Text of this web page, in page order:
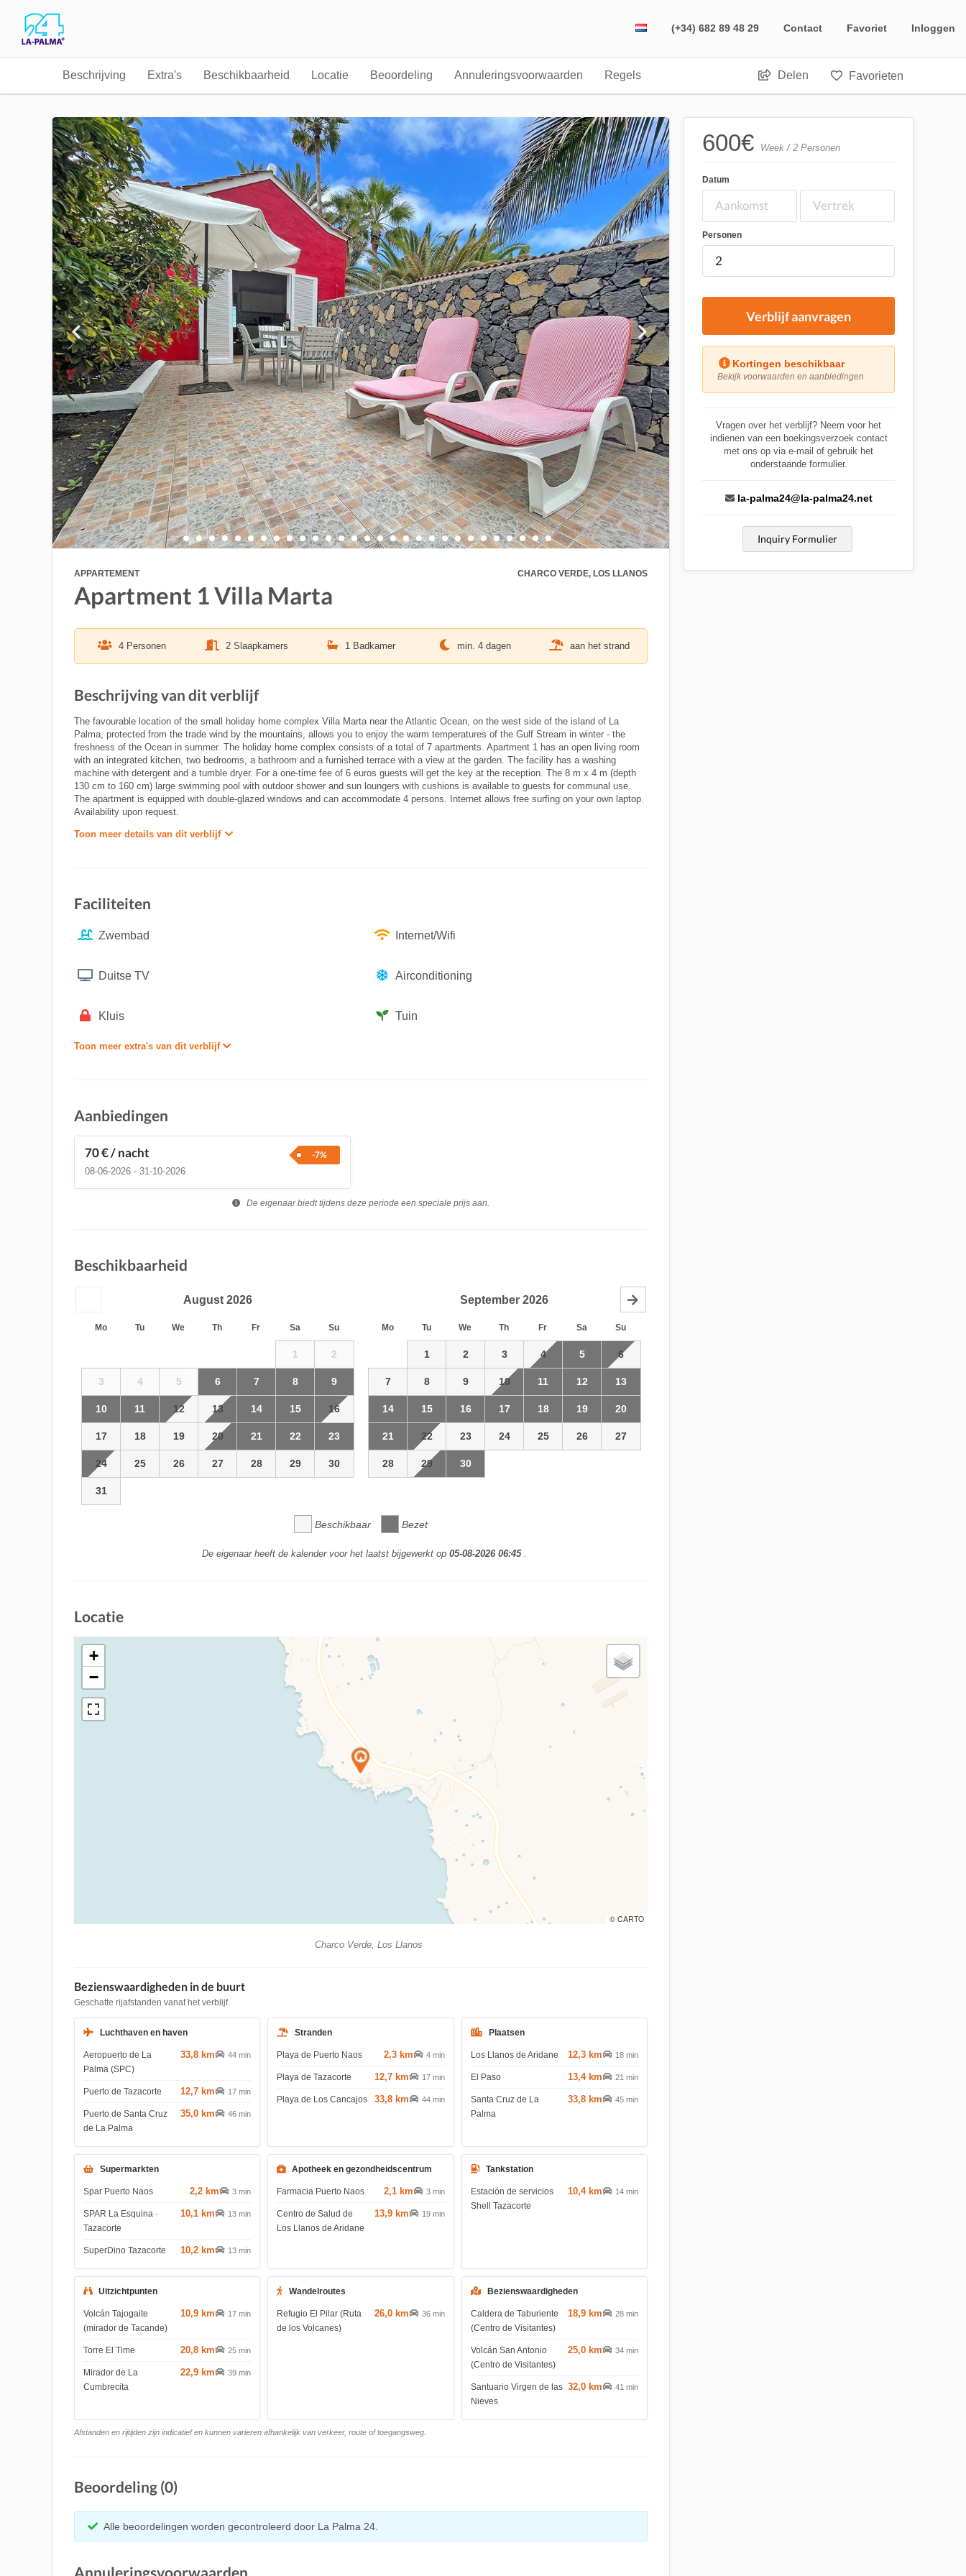
(+34) 682 89 48 29 Contact Favoriet Inloggen
Beschrijving Extra's Beschikbaarheid Locatie Beoordeling Annuleringsvoorwaarden Regels Delen Favorieten
APPARTEMENT CHARCO VERDE, LOS LLANOS
Apartment 1 Villa Marta
4 Personen 2 Slaapkamers 1 Badkamer min. 4 dagen aan het strand
Beschrijving van dit verblijf
The favourable location of the small holiday home complex Villa Marta near the Atlantic Ocean, on the west side of the island of La
Palma, protected from the trade wind by the mountains, allows you to enjoy the warm temperatures of the Gulf Stream in winter - the
freshness of the Ocean in summer. The holiday home complex consists of a total of 7 apartments. Apartment 1 has an open living room
with an integrated kitchen, two bedrooms, a bathroom and a furnished terrace with a view at the garden. The facility has a washing
machine with detergent and a tumble dryer. For a one-time fee of 6 euros guests will get the key at the reception. The 8 m x 4 m (depth
130 cm to 160 cm) large swimming pool with outdoor shower and sun loungers with cushions is available to guests for communal use.
The apartment is equipped with double-glazed windows and can accommodate 4 persons. Internet allows free surfing on your own laptop.
Availability upon request.
Toon meer details van dit verblijf
Faciliteiten
Zwembad Internet/Wifi
Duitse TV Airconditioning
Kluis Tuin
Toon meer extra's van dit verblijf
Aanbiedingen
70 €/ nacht
-7%
08-06-2026 - 31-10-2026
De eigenaar biedt tijdens deze periode een speciale prijs aan.
Beschikbaarheid
August 2026
Mo Tu We Th Fr Sa Su
1 2
3 4 5 6 7 8 9
10 11 12 13 14 15 16
17 18 19 20 21 22 23
24 25 26 27 28 29 30
31
September 2026
Mo Tu We Th Fr Sa Su
1 2 3 4 5 6
7 8 9 10 11 12 13
14 15 16 17 18 19 20
21 22 23 24 25 26 27
28 29 30
Beschikbaar Bezet
De eigenaar heeft de kalender voor het laatst bijgewerkt op 05-08-2026 06:45 .
Locatie
+
−
© CARTO
Charco Verde, Los Llanos
Bezienswaardigheden in de buurt
Geschatte rijafstanden vanaf het verblijf.
Luchthaven en haven
Aeropuerto de La
Palma (SPC)
33,8 km 44 min
Puerto de Tazacorte 12,7 km 17 min
Puerto de Santa Cruz
de La Palma
35,0 km 46 min
Stranden
Playa de Puerto Naos 2,3 km 4 min
Playa de Tazacorte 12,7 km 17 min
Playa de Los Cancajos 33,8 km 44 min
Plaatsen
Los Llanos de Aridane 12,3 km 18 min
El Paso 13,4 km 21 min
Santa Cruz de La
Palma
33,8 km 45 min
Supermarkten
Spar Puerto Naos 2,2 km 3 min
SPAR La Esquina ·
Tazacorte
10,1 km 13 min
SuperDino Tazacorte 10,2 km 13 min
Apotheek en gezondheidscentrum
Farmacia Puerto Naos 2,1 km 3 min
Centro de Salud de
Los Llanos de Aridane
13,9 km 19 min
Tankstation
Estación de servicios
Shell Tazacorte
10,4 km 14 min
Uitzichtpunten
Volcán Tajogaite
(mirador de Tacande)
10,9 km 17 min
Torre El Time 20,8 km 25 min
Mirador de La
Cumbrecita
22,9 km 39 min
Wandelroutes
Refugio El Pilar (Ruta
de los Volcanes)
26,0 km 36 min
Bezienswaardigheden
Caldera de Taburiente
(Centro de Visitantes)
18,9 km 28 min
Volcán San Antonio
(Centro de Visitantes)
25,0 km 34 min
Santuario Virgen de las
Nieves
32,0 km 41 min
Afstanden en rijtijden zijn indicatief en kunnen varieren afhankelijk van verkeer, route of toegangsweg.
Beoordeling (0)
Alle beoordelingen worden gecontroleerd door La Palma 24.
600€ Week / 2 Personen
Datum
Personen
Verblijf aanvragen
Kortingen beschikbaar
Bekijk voorwaarden en aanbiedingen
Vragen over het verblijf? Neem voor het
indienen van een boekingsverzoek contact
met ons op via e-mail of gebruik het
onderstaande formulier.
la-palma24@la-palma24.net
Inquiry Formulier